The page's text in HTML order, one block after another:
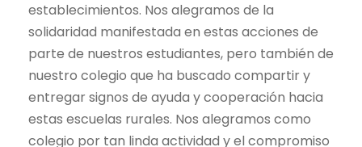
establecimientos. Nos alegramos de la
solidaridad manifestada en estas acciones de
parte de nuestros estudiantes, pero también de
nuestro colegio que ha buscado compartir y
entregar signos de ayuda y cooperación hacia
estas escuelas rurales. Nos alegramos como
colegio por tan linda actividad y el compromiso